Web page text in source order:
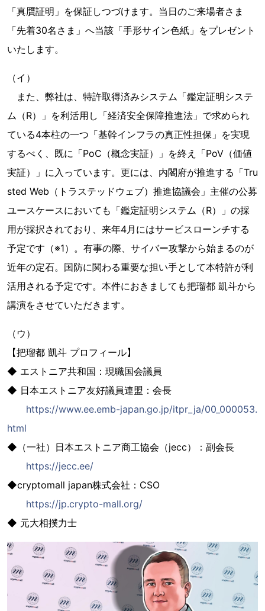
「真贋証明」を保証しつづけます。当日のご来場者さま
「先着30名さま」へ当該「手形サイン色紙」をプレゼント
いたします。
（イ）
また、弊社は、特許取得済みシステム「鑑定証明システ
ム（R）」を利活用し「経済安全保障推進法」で求められ
ている4本柱の一つ「基幹インフラの真正性担保」を実現
するべく、既に「PoC（概念実証）」を終え「PoV（価値
実証）」に入っています。更には、内閣府が推進する「Tru
sted Web（トラステッドウェブ）推進協議会」主催の公募
ユースケースにおいても「鑑定証明システム（R）」の採
用が採択されており、来年4月にはサービスローンチする
予定です（※1）。有事の際、サイバー攻撃から始まるのが
近年の定石。国防に関わる重要な担い手として本特許が利
活用される予定です。本件におきましても把瑠都 凱斗から
講演をさせていただきます。
（ウ）
【把瑠都 凱斗 プロフィール】
◆ エストニア共和国：現職国会議員
◆ 日本エストニア友好議員連盟：会長
https://www.ee.emb-japan.go.jp/itpr_ja/00_000053.
html
◆（一社）日本エストニア商工協会（jecc）：副会長
https://jecc.ee/
◆cryptomall japan株式会社：CSO
https://jp.crypto-mall.org/
◆ 元大相撲力士